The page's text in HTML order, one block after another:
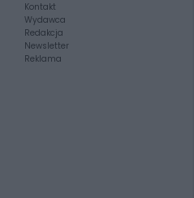
Kontakt
Wydawca
Redakcja
Newsletter
Reklama